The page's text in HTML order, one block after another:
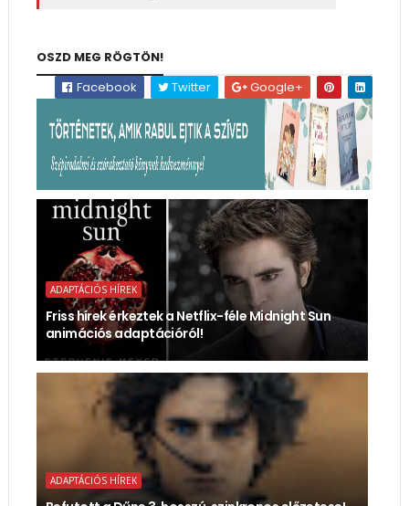
OSZD MEG RÖGTÖN!
Facebook
Twitter Google+
ADAPTÁCIÓS HÍREK
Friss hírek érkeztek a Netflix-féle Midnight Sun
animációs adaptációról!
ADAPTÁCIÓS HÍREK